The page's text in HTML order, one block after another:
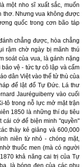
một nho sĩ xuất sắc, muốn
thơ. Nhưng vua không được
quốc trong cơn bão táp
chẳng được, hòa chẳng
rậm chờ ngày bị mãnh thú
soát của vua, là gánh nặng
vệ - tức tự cô lập và cấm
dân Việt vào thế tử thù của
để lật đổ Tự Đức. Lá thư
Jauréguiberry vào cuối
tô trong nỗ lực mở mặt trận
1850 là những thí dụ tiêu
cái cớ để biện minh "quyền"
thày kẻ giảng và 600,000
niên từ nhỏ - chóng mặt,
thuốc men (mà có người
khả năng cai trị của Tự
là bóng đen của các phụ